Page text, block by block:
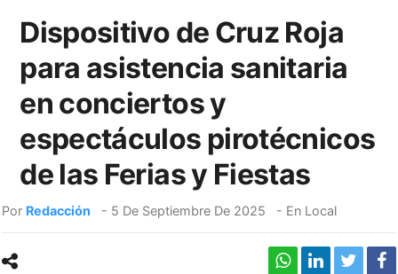
Dispositivo de Cruz Roja
para asistencia sanitaria
en conciertos y
espectáculos pirotécnicos
de las Ferias y Fiestas
Por Redacción - 5 De Septiembre De 2025 - En Local